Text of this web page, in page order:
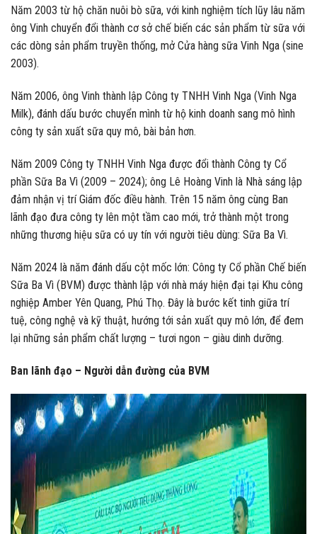
Năm 2003 từ hộ chăn nuôi bò sữa, với kinh nghiệm tích lũy lâu năm
ông Vinh chuyển đổi thành cơ sở chế biến các sản phẩm từ sữa với
các dòng sản phẩm truyền thống, mở Cửa hàng sữa Vinh Nga (sine
2003).
Năm 2006, ông Vinh thành lập Công ty TNHH Vinh Nga (Vinh Nga
Milk), đánh dấu bước chuyển mình từ hộ kinh doanh sang mô hình
công ty sản xuất sữa quy mô, bài bản hơn.
Năm 2009 Công ty TNHH Vinh Nga được đổi thành Công ty Cổ
phần Sữa Ba Vì (2009 – 2024); ông Lê Hoàng Vinh là Nhà sáng lập
đảm nhận vị trí Giám đốc điều hành. Trên 15 năm ông cùng Ban
lãnh đạo đưa công ty lên một tầm cao mới, trở thành một trong
những thương hiệu sữa có uy tín với người tiêu dùng: Sữa Ba Vì.
Năm 2024 là năm đánh dấu cột mốc lớn: Công ty Cổ phần Chế biến
Sữa Ba Vì (BVM) được thành lập với nhà máy hiện đại tại Khu công
nghiệp Amber Yên Quang, Phú Thọ. Đây là bước kết tinh giữa trí
tuệ, công nghệ và kỹ thuật, hướng tới sản xuất quy mô lớn, để đem
lại những sản phẩm chất lượng – tươi ngon – giàu dinh dưỡng.
Ban lãnh đạo – Người dẫn đường của BVM